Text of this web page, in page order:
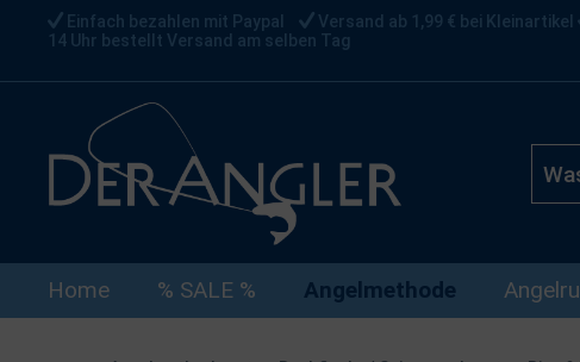
Einfach bezahlen mit Paypal Versand ab 1,99 € bei Kleinartikel
14 Uhr bestellt Versand am selben Tag
Home % SALE % Angelmethode